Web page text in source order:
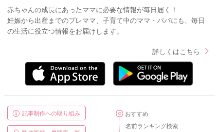
赤ちゃんの成長にあったママに必要な情報が毎日届く！
妊娠から出産までのプレママ、子育て中のママ・パパにも、毎日
の生活に役立つ情報をお届けします。
詳しくはこちら
記事制作への取り組み
おすすめ
名前ランキング検索